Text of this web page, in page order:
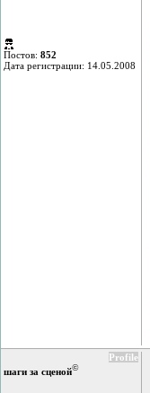
Постов: 852
Дата регистрации: 14.05.2008
Profile
шаги за сценой©